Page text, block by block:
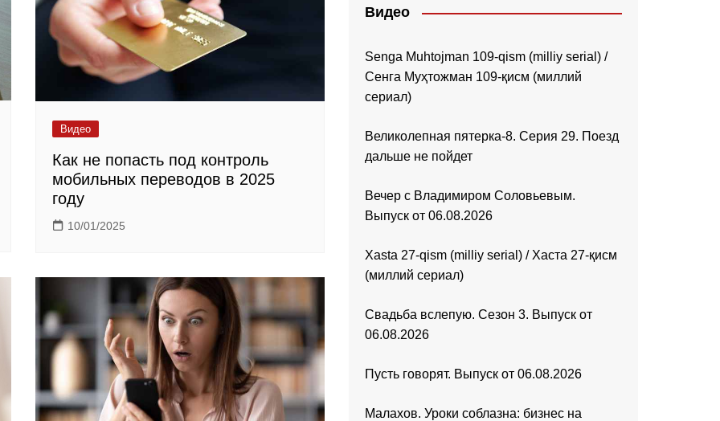
Видео
Как не попасть под контроль
мобильных переводов в 2025
году
10/01/2025
Видео
Senga Muhtojman 109-qism (milliy serial) /
Сенга Муҳтожман 109-қисм (миллий
сериал)
Великолепная пятерка-8. Серия 29. Поезд
дальше не пойдет
Вечер с Владимиром Соловьевым.
Выпуск от 06.08.2026
Xasta 27-qism (milliy serial) / Хаста 27-қисм
(миллий сериал)
Свадьба вслепую. Сезон 3. Выпуск от
06.08.2026
Пусть говорят. Выпуск от 06.08.2026
Малахов. Уроки соблазна: бизнес на